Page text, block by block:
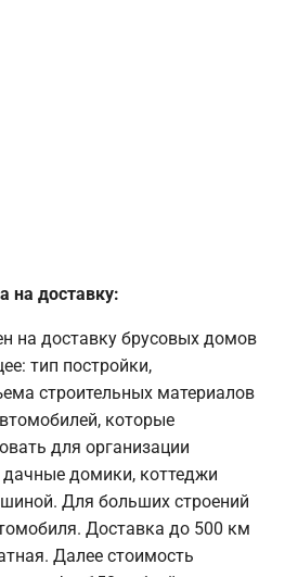
на доставку:
на доставку брусовых домов
тип постройки,
строительных материалов
которые
для организации
домики, коттеджи
Для больших строений
Доставка до 500 км
Далее стоимость